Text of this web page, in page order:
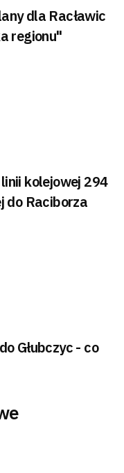
dla Racławic
regionu"
kolejowej 294
do Raciborza
Głubczyc - co